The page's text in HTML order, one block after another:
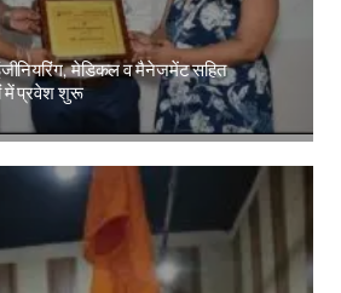
इंजीनियरिंग, मेडिकल व मैनेजमेंट सहित
में प्रवेश शुरू